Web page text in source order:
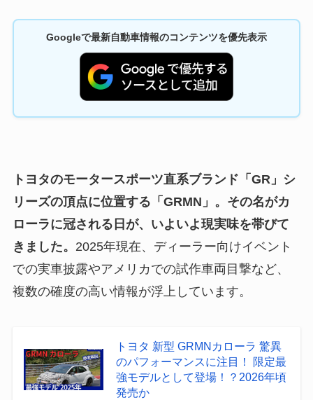
Googleで最新自動車情報のコンテンツを優先表示
トヨタのモータースポーツ直系ブランド「GR」シ
リーズの頂点に位置する「GRMN」。その名がカ
ローラに冠される日が、いよいよ現実味を帯びて
きました。 2025年現在、ディーラー向けイベント
での実車披露やアメリカでの試作車両目撃など、
複数の確度の高い情報が浮上しています。
トヨタ 新型 GRMNカローラ 驚異
のパフォーマンスに注目！ 限定最
強モデルとして登場！？2026年頃
発売か